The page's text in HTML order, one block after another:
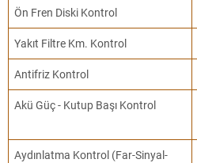
Ön Fren Diski Kontrol
Yakıt Filtre Km. Kontrol
Antifriz Kontrol
Akü Güç - Kutup Başı Kontrol
Aydınlatma Kontrol (Far-Sinyal-